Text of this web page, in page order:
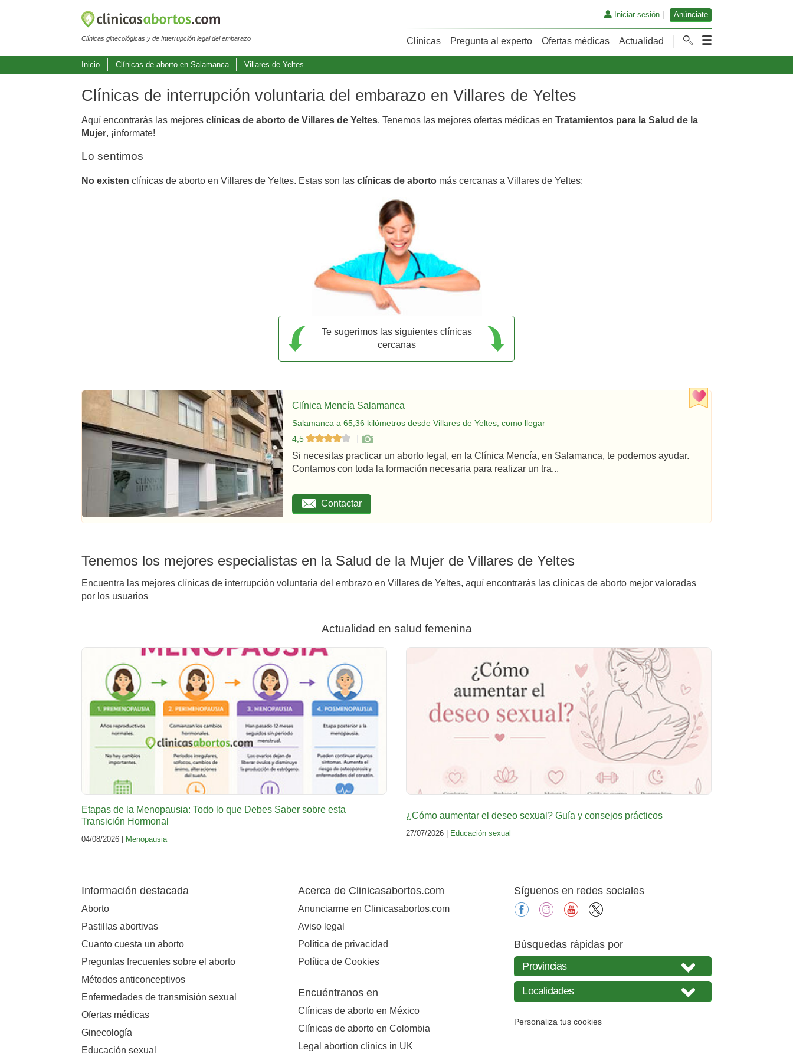
Clínicas ginecológicas y de Interrupción legal del embarazo
Iniciar sesión| Anúnciate
Clínicas Pregunta al experto Ofertas médicas Actualidad
Inicio Clínicas de aborto en Salamanca Villares de Yeltes
Clínicas de interrupción voluntaria del embarazo en Villares de Yeltes
Aquí encontrarás las mejores clínicas de aborto de Villares de Yeltes. Tenemos las mejores ofertas médicas en Tratamientos para la Salud de la
Mujer, ¡informate!
Lo sentimos
No existen clínicas de aborto en Villares de Yeltes. Estas son las clínicas de aborto más cercanas a Villares de Yeltes:
Te sugerimos las siguientes clínicas
cercanas
Clínica Mencía Salamanca
Salamanca a 65,36 kilómetros desde Villares de Yeltes, como llegar
4,5
Si necesitas practicar un aborto legal, en la Clínica Mencía, en Salamanca, te podemos ayudar.
Contamos con toda la formación necesaria para realizar un tra...
Contactar
Tenemos los mejores especialistas en la Salud de la Mujer de Villares de Yeltes
Encuentra las mejores clínicas de interrupción voluntaria del embrazo en Villares de Yeltes, aquí encontrarás las clínicas de aborto mejor valoradas
por los usuarios
Actualidad en salud femenina
Etapas de la Menopausia: Todo lo que Debes Saber sobre esta
Transición Hormonal
04/08/2026 | Menopausia
¿Cómo aumentar el deseo sexual? Guía y consejos prácticos
27/07/2026 | Educación sexual
Información destacada
Aborto
Pastillas abortivas
Cuanto cuesta un aborto
Preguntas frecuentes sobre el aborto
Métodos anticonceptivos
Enfermedades de transmisión sexual
Ofertas médicas
Ginecología
Educación sexual
Acerca de Clinicasabortos.com
Anunciarme en Clinicasabortos.com
Aviso legal
Política de privacidad
Política de Cookies
Encuéntranos en
Clínicas de aborto en México
Clínicas de aborto en Colombia
Legal abortion clinics in UK
Síguenos en redes sociales
facebookinstagramyoutube
Búsquedas rápidas por
Personaliza tus cookies